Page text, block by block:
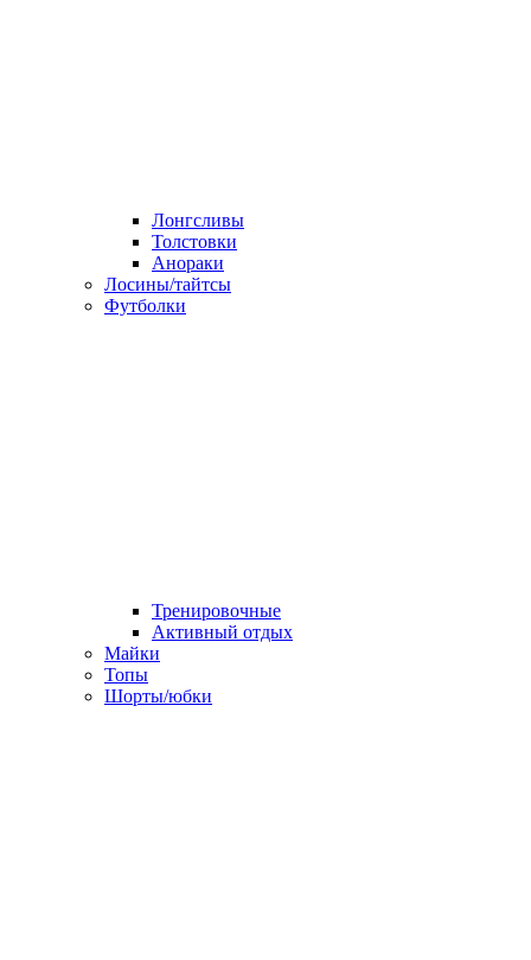
Лонгсливы
Толстовки
Анораки
Лосины/тайтсы
Футболки
Тренировочные
Активный отдых
Майки
Топы
Шорты/юбки